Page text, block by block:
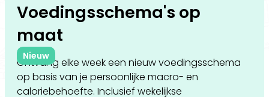
Voedingsschema's op
maat
Nieuw
Ontvang elke week een nieuw voedingsschema
op basis van je persoonlijke macro- en
caloriebehoefte. Inclusief wekelijkse